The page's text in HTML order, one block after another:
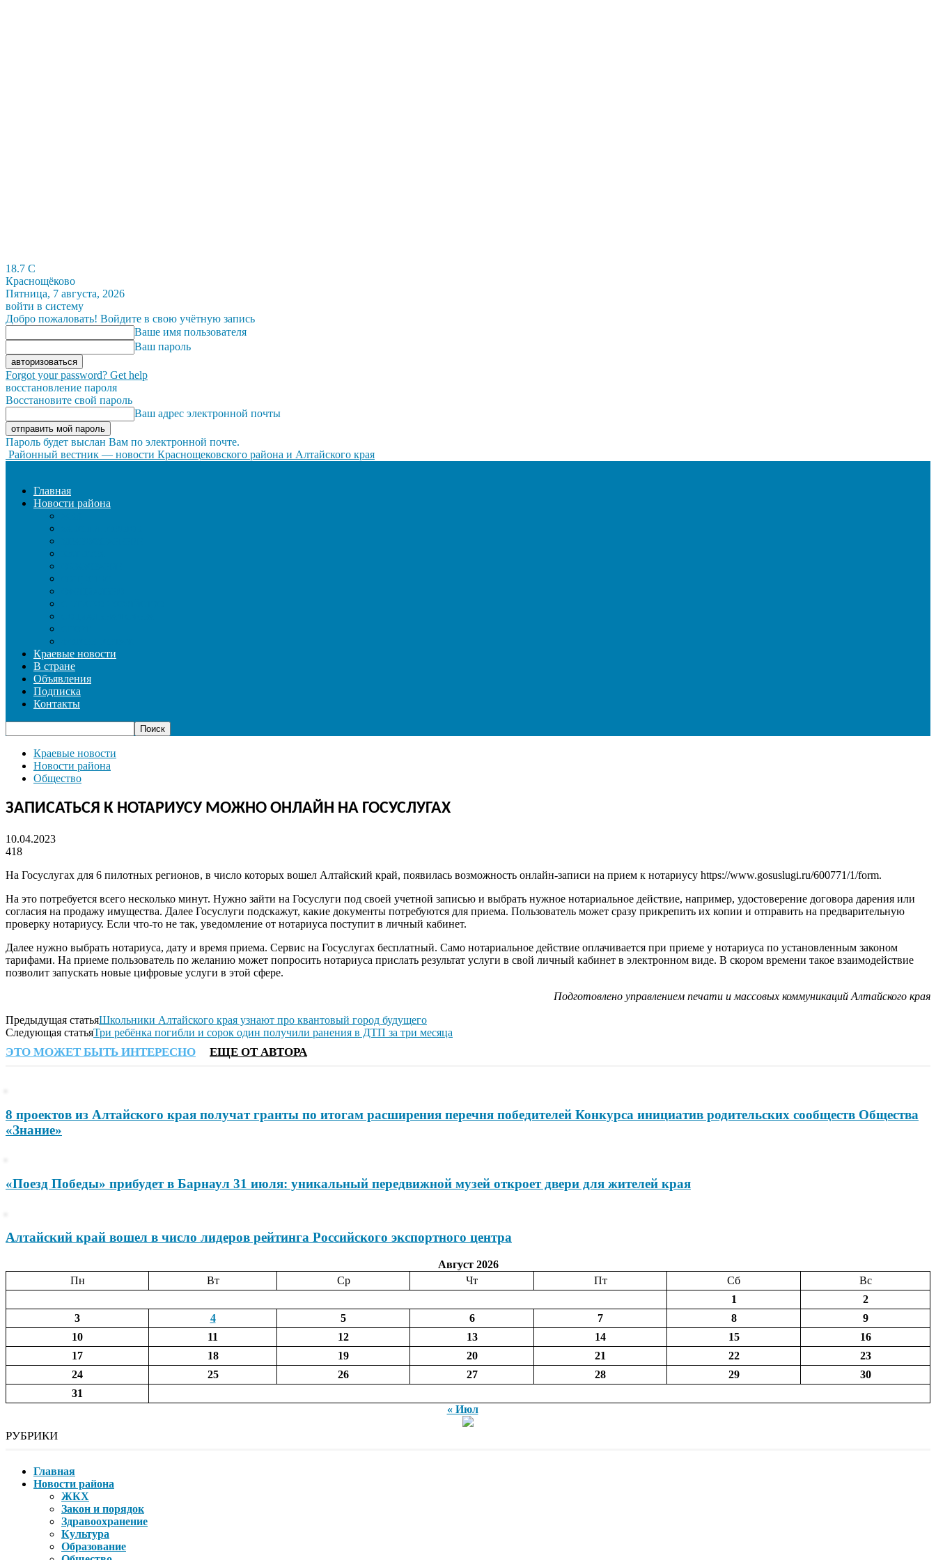
18.7 C
Краснощёково
Пятница, 7 августа, 2026
войти в систему
Добро пожаловать! Войдите в свою учётную запись
Ваше имя пользователя
Ваш пароль
Forgot your password? Get help
восстановление пароля
Восстановите свой пароль
Ваш адрес электронной почты
Пароль будет выслан Вам по электронной почте.
Районный вестник — новости Краснощековского района и Алтайского края
Главная
Новости района
Краевые новости
В стране
Объявления
Подписка
Контакты
Краевые новости
Новости района
Общество
ЗАПИСАТЬСЯ К НОТАРИУСУ МОЖНО ОНЛАЙН НА ГОСУСЛУГАХ
10.04.2023
418
На Госуслугах для 6 пилотных регионов, в число которых вошел Алтайский край, появилась возможность онлайн-записи на прием к нотариусу https://www.gosuslugi.ru/600771/1/form.
На это потребуется всего несколько минут. Нужно зайти на Госуслуги под своей учетной записью и выбрать нужное нотариальное действие, например, удостоверение договора дарения или
согласия на продажу имущества. Далее Госуслуги подскажут, какие документы потребуются для приема. Пользователь может сразу прикрепить их копии и отправить на предварительную
проверку нотариусу. Если что-то не так, уведомление от нотариуса поступит в личный кабинет.
Далее нужно выбрать нотариуса, дату и время приема. Сервис на Госуслугах бесплатный. Само нотариальное действие оплачивается при приеме у нотариуса по установленным законом
тарифами. На приеме пользователь по желанию может попросить нотариуса прислать результат услуги в свой личный кабинет в электронном виде. В скором времени такое взаимодействие
позволит запускать новые цифровые услуги в этой сфере.
Подготовлено управлением печати и массовых коммуникаций Алтайского края
Предыдущая статьяШкольники Алтайского края узнают про квантовый город будущего
Следующая статьяТри ребёнка погибли и сорок один получили ранения в ДТП за три месяца
ЭТО МОЖЕТ БЫТЬ ИНТЕРЕСНО ЕЩЕ ОТ АВТОРА
8 проектов из Алтайского края получат гранты по итогам расширения перечня победителей Конкурса инициатив родительских сообществ Общества
«Знание»
«Поезд Победы» прибудет в Барнаул 31 июля: уникальный передвижной музей откроет двери для жителей края
Алтайский край вошел в число лидеров рейтинга Российского экспортного центра
Август 2026
Пн
Вт Ср Чт Пт Сб
Вс
1
2
3
4 5 6 7 8
9
10
11 12 13 14 15
16
17
18 19 20 21 22
23
24
25 26 27 28 29
30
31
« Июл
РУБРИКИ
Главная
Новости района
ЖКХ
Закон и порядок
Здравоохранение
Культура
Образование